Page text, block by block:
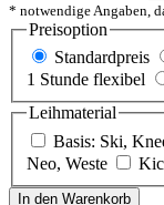
* notwendige Angaben,
Preisoption
Standardpreis
1 Stunde flexibel
Leihmaterial
Basis: Ski,
Neo, Weste